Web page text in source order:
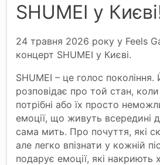
SHUMEI у
24 травня 2026 року у Feels
концерт SHUMEI у Києві.
SHUMEI – це голос
розповідає про той стан,
потрібні або їх просто
емоції, що живуть всередині
сама мить. Про почуття, які
але легко впізнати у кожній
подарує емоції, які накриють